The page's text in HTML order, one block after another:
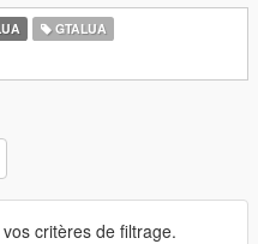
GTALUA
critères de filtrage.